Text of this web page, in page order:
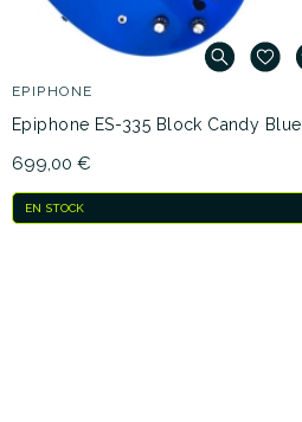
EPIPHONE
Epiphone ES-335 Block Candy Blue
699,00 €
EN STOCK